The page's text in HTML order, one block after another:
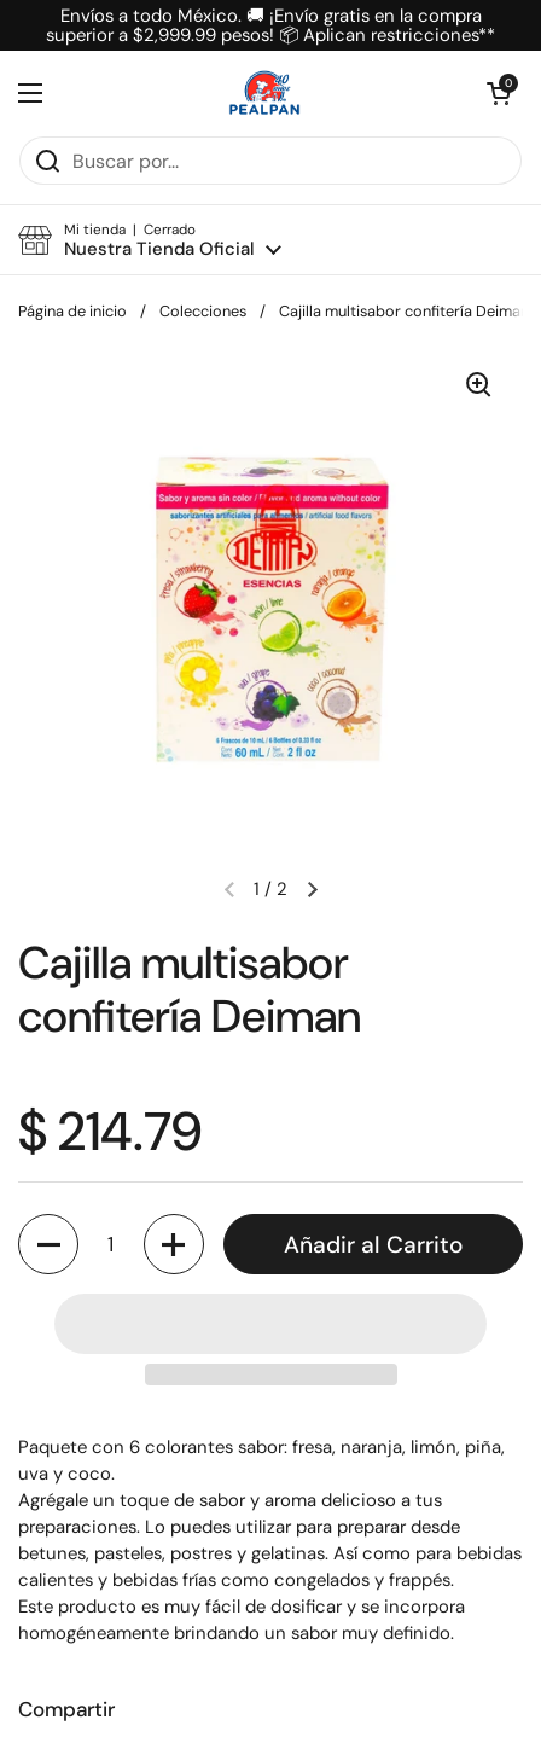
Ir al contenido
Envíos a todo México. 🚚 ¡Envío gratis en la compra
superior a $2,999.99 pesos! 📦 Aplican restricciones**
Abrir menú
Abrir carrito
0
Mi tienda | Cerrado
Nuestra Tienda Oficial
Página de inicio / Colecciones / Cajilla multisabor confitería Deiman
1 / 2
Cajilla multisabor
confitería Deiman
$ 214.79
Cantidad
Añadir al Carrito
Paquete con 6 colorantes sabor: fresa, naranja, limón, piña,
uva y coco.
Agrégale un toque de sabor y aroma delicioso a tus
preparaciones. Lo puedes utilizar para preparar desde
betunes, pasteles, postres y gelatinas. Así como para bebidas
calientes y bebidas frías como congelados y frappés.
Este producto es muy fácil de dosificar y se incorpora
homogéneamente brindando un sabor muy definido.
Compartir